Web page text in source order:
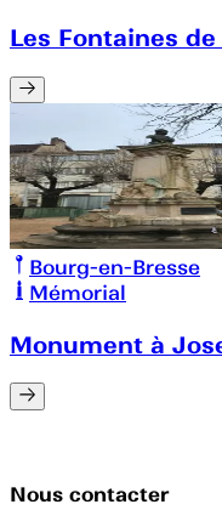
Les Fontaines
Bourg-en-Bresse
Mémorial
Monument à
Nous contacter